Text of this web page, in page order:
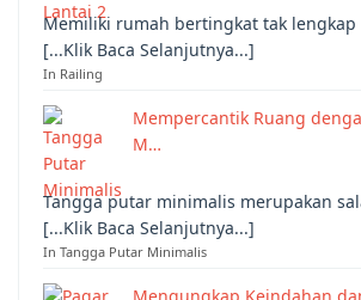
Memiliki rumah bertingkat tak lengkap
[...Klik Baca Selanjutnya...]
In Railing
Mempercantik Ruang
M…
Tangga putar minimalis merupakan
[...Klik Baca Selanjutnya...]
In Tangga Putar Minimalis
Mengungkap Keindahan